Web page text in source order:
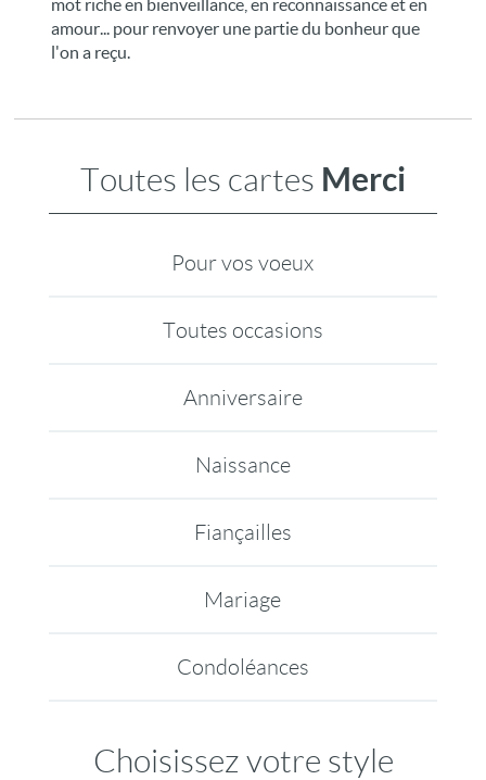
mot riche en bienveillance, en reconnaissance et en
amour... pour renvoyer une partie du bonheur que
l'on a reçu.
Toutes les cartes Merci
Pour vos voeux
Toutes occasions
Anniversaire
Naissance
Fiançailles
Mariage
Condoléances
Choisissez votre style